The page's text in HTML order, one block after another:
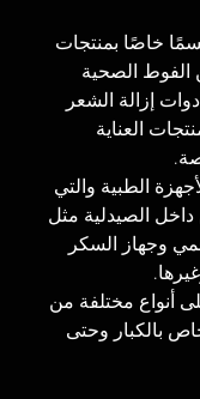
خاصًا بمنتجات
الفوط الصحية
إزالة الشعر
العناية
الطبية والتي
الصيدلية مثل
وجهاز السكر
أنواع مختلفة من
بالكبار وحتى